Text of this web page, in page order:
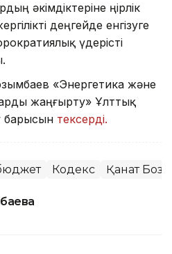
әкімдіктеріне Өңірлік
деңгейде енгізуге
үдерісті
«Энергетика және
жаңғырту» Ұлттық
барысын тексерді.
Кодекс Қанат